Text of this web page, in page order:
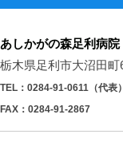
あしかがの森足利病院
栃木県足利市大沼田町
TEL：0284-91-0611（代表）
FAX：0284-91-2867